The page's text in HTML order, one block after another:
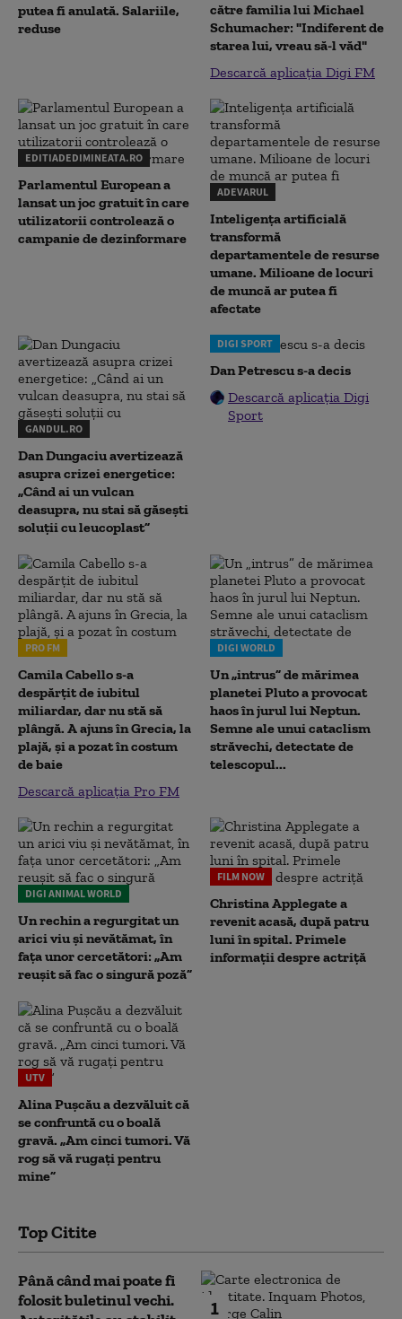
putea fi anulată. Salariile,
reduse
către familia lui Michael
Schumacher: "Indiferent de
starea lui, vreau să-l văd"
Descarcă aplicația Digi FM
EDITIADEDIMINEATA.RO
Parlamentul European a
lansat un joc gratuit în care
utilizatorii controlează o
campanie de dezinformare
ADEVARUL
Inteligența artificială
transformă
departamentele de resurse
umane. Milioane de locuri
de muncă ar putea fi
afectate
GANDUL.RO
Dan Dungaciu avertizează
asupra crizei energetice:
„Când ai un vulcan
deasupra, nu stai să găsești
soluții cu leucoplast”
DIGI SPORT
Dan Petrescu s-a decis
Descarcă aplicația Digi
Sport
PRO FM
Camila Cabello s-a
despărțit de iubitul
miliardar, dar nu stă să
plângă. A ajuns în Grecia, la
plajă, și a pozat în costum
de baie
Descarcă aplicația Pro FM
DIGI WORLD
Un „intrus” de mărimea
planetei Pluto a provocat
haos în jurul lui Neptun.
Semne ale unui cataclism
străvechi, detectate de
telescopul...
DIGI ANIMAL WORLD
Un rechin a regurgitat un
arici viu și nevătămat, în
fața unor cercetători: „Am
reușit să fac o singură poză”
FILM NOW
Christina Applegate a
revenit acasă, după patru
luni în spital. Primele
informații despre actriță
UTV
Alina Pușcău a dezvăluit că
se confruntă cu o boală
gravă. „Am cinci tumori. Vă
rog să vă rugați pentru
mine”
Top Citite
1
Până când mai poate fi
folosit buletinul vechi.